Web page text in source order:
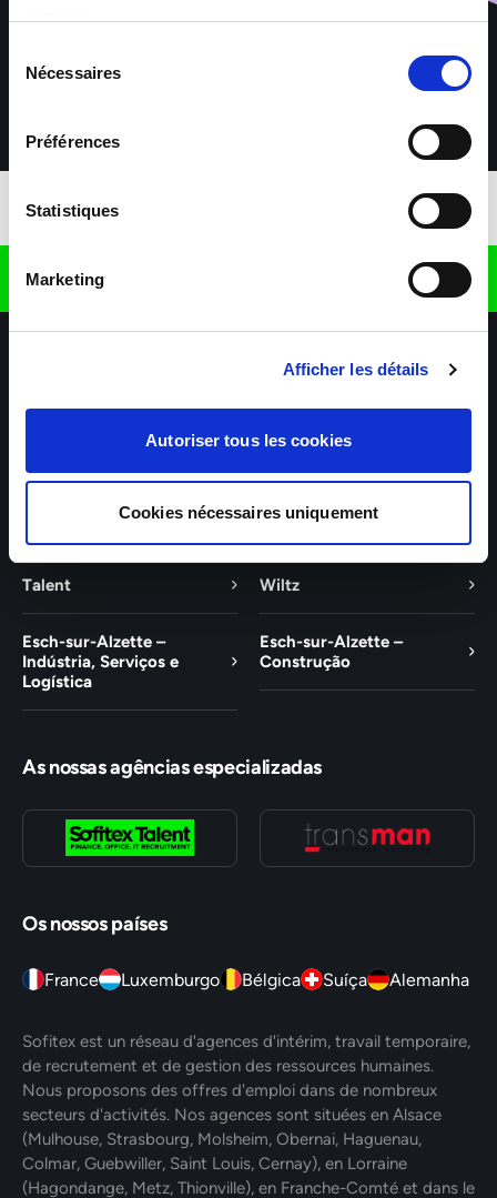
Nécessaires
Préférences
Statistiques
Marketing
Afficher les détails
Autoriser tous les cookies
Cookies nécessaires uniquement
Descarregar a aplicação
Ajuda e contacto
Talent Wiltz
Esch-sur-Alzette –
Indústria, Serviços e
Logística
Esch-sur-Alzette –
Construção
As nossas agências especializadas
Os nossos países
France Luxemburgo Bélgica Suíça Alemanha
Sofitex est un réseau d'agences d'intérim, travail temporaire,
de recrutement et de gestion des ressources humaines.
Nous proposons des offres d'emploi dans de nombreux
secteurs d'activités. Nos agences sont situées en Alsace
(Mulhouse, Strasbourg, Molsheim, Obernai, Haguenau,
Colmar, Guebwiller, Saint Louis, Cernay), en Lorraine
(Hagondange, Metz, Thionville), en Franche-Comté et dans le